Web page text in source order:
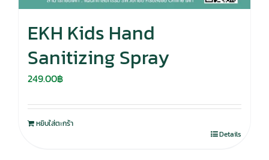
EKH Kids Hand
Sanitizing Spray
249.00฿
หยิบใส่ตะกร้า
Details